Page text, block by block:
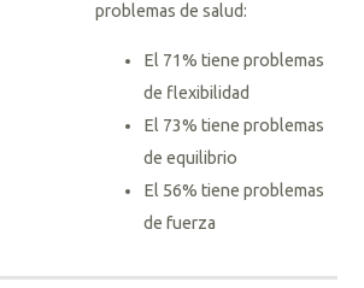
problemas de salud:
El 71% tiene problemas
de flexibilidad
El 73% tiene problemas
de equilibrio
El 56% tiene problemas
de fuerza